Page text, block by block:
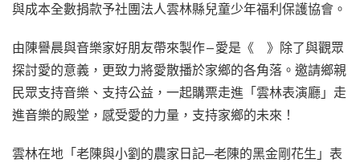
與成本全數捐款予社團法人雲林縣兒童少年福利保護協會。
由陳譽晨與音樂家好朋友帶來製作—愛是《 》除了與觀眾
探討愛的意義，更致力將愛散播於家鄉的各角落。邀請鄉親
民眾支持音樂、支持公益，一起購票走進「雲林表演廳」走
進音樂的殿堂，感受愛的力量，支持家鄉的未來！
雲林在地「老陳與小劉的農家日記─老陳的黑金剛花生」表